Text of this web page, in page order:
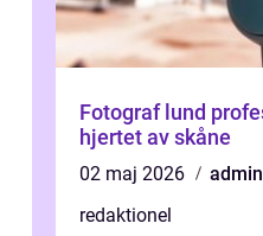
Fotograf lund profesjonell fotografi i
hjertet av skåne
02 maj 2026
admin
redaktionel